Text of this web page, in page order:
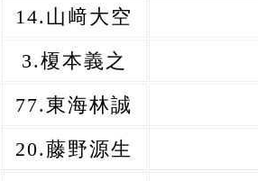
14.山﨑大空
3.榎本義之
77.東海林誠
20.藤野源生